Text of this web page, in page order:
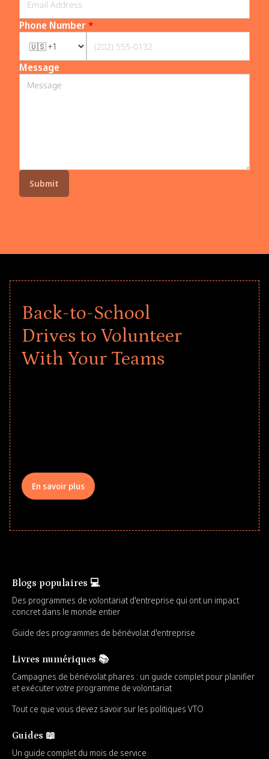
Phone Number*
Message
Back-to-School
Drives to Volunteer
With Your Teams
En savoir plus
Blogs populaires 💻
Des programmes de volontariat d'entreprise qui ont un impact
concret dans le monde entier
Guide des programmes de bénévolat d'entreprise
Livres numériques 📚
Campagnes de bénévolat phares : un guide complet pour planifier
et exécuter votre programme de volontariat
Tout ce que vous devez savoir sur les politiques VTO
Guides 📖
Un guide complet du mois de service